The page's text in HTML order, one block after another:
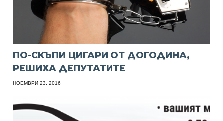
ПО-СКЪПИ ЦИГАРИ ОТ ДОГОДИНА,
РЕШИХА ДЕПУТАТИТЕ
НОЕМВРИ 23, 2016